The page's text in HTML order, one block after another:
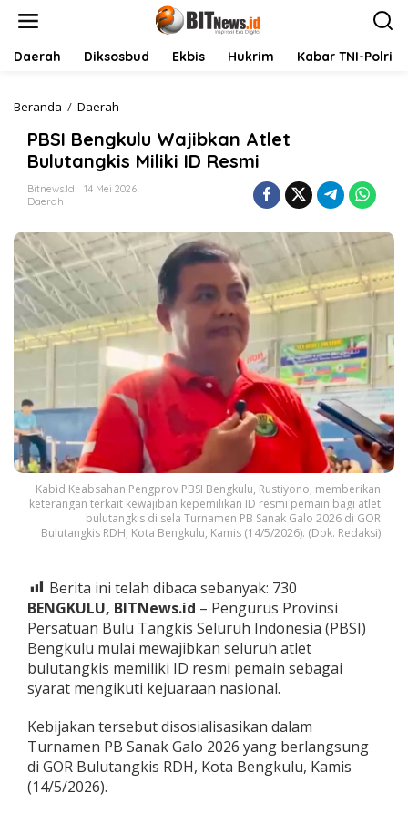
Daerah Diksosbud Ekbis Hukrim Kabar TNI-Polri
Beranda / Daerah
S
I
B
e
k
u
u
a
j
i
b
k
a
e
t
B
u
t
a
n
g
k
i
M
l
i
k
PBSI Bengkulu Wajibkan Atlet
Bulutangkis Miliki ID Resmi
Bitnews.id
14 Mei 2026
Daerah
Kabid Keabsahan Pengprov PBSI Bengkulu, Rustiyono, memberikan
keterangan terkait kewajiban kepemilikan ID resmi pemain bagi atlet
bulutangkis di sela Turnamen PB Sanak Galo 2026 di GOR
Bulutangkis RDH, Kota Bengkulu, Kamis (14/5/2026). (Dok. Redaksi)
Berita ini telah dibaca sebanyak: 730
BENGKULU, BITNews.id – Pengurus Provinsi
Persatuan Bulu Tangkis Seluruh Indonesia (PBSI)
Bengkulu mulai mewajibkan seluruh atlet
bulutangkis memiliki ID resmi pemain sebagai
syarat mengikuti kejuaraan nasional.
Kebijakan tersebut disosialisasikan dalam
Turnamen PB Sanak Galo 2026 yang berlangsung
di GOR Bulutangkis RDH, Kota Bengkulu, Kamis
(14/5/2026).